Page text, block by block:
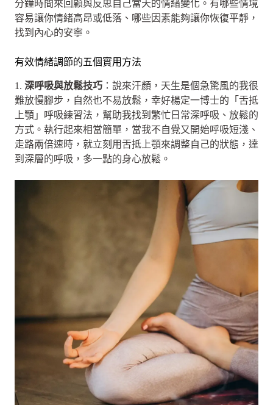
分鐘時間來回顧與反思自己當天的情緒變化。有哪些情境
容易讓你情緒高昂或低落、哪些因素能夠讓你恢復平靜，
找到內心的安寧。
有效情緒調節的五個實用方法
1. 深呼吸與放鬆技巧 ：說來汗顏，天生是個急驚風的我很
難放慢腳步，自然也不易放鬆，幸好楊定一博士的「舌抵
上顎」呼吸練習法，幫助我找到繁忙日常深呼吸、放鬆的
方式。執行起來相當簡單，當我不自覺又開始呼吸短淺、
走路兩倍速時，就立刻用舌抵上顎來調整自己的狀態，達
到深層的呼吸，多一點的身心放鬆。